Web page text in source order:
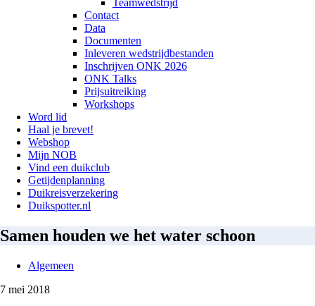
Teamwedstrijd
Contact
Data
Documenten
Inleveren wedstrijdbestanden
Inschrijven ONK 2026
ONK Talks
Prijsuitreiking
Workshops
Word lid
Haal je brevet!
Webshop
Mijn NOB
Vind een duikclub
Getijdenplanning
Duikreisverzekering
Duikspotter.nl
Samen houden we het water schoon
Algemeen
7 mei 2018